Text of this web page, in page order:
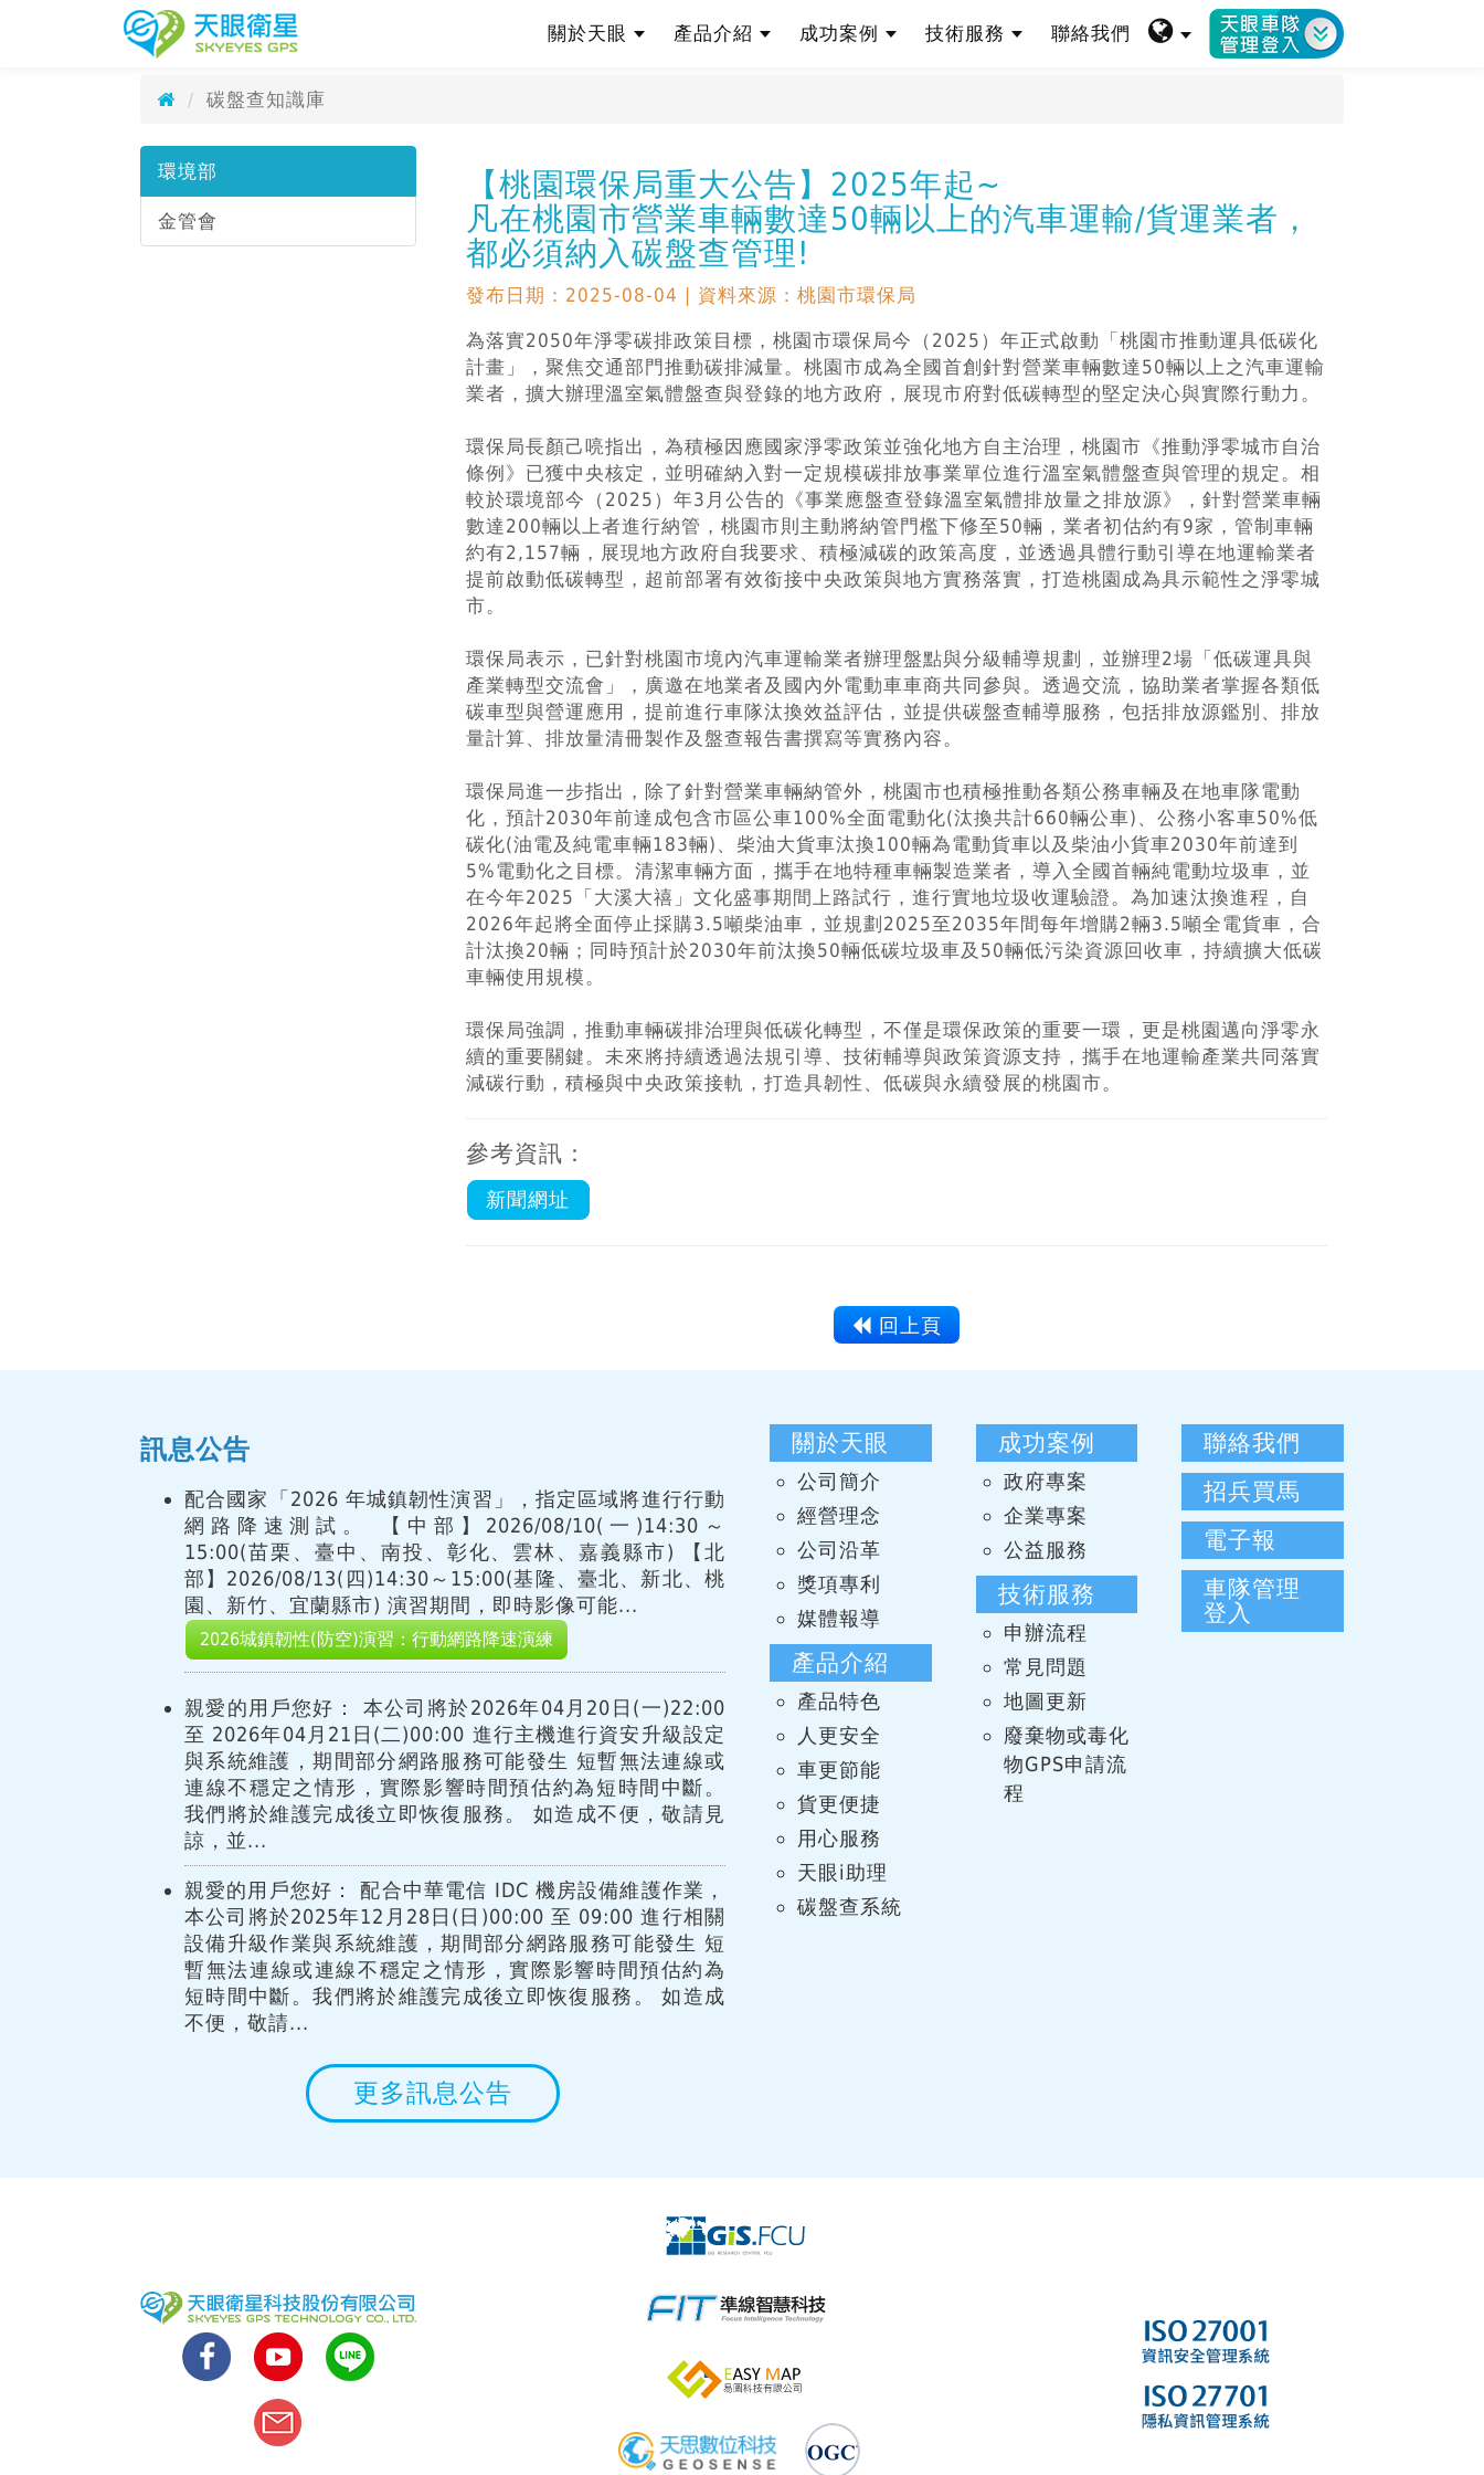
天眼衛星科技股份有限公司
關於天眼 產品介紹 成功案例 技術服務 聯絡我們
碳盤查知識庫 Carbon Footprint Knowledge Base
碳盤查知識庫
環境部
金管會
【桃園環保局重大公告】2025年起~
凡在桃園市營業車輛數達50輛以上的汽車運輸/貨運業者，
都必須納入碳盤查管理!
發布日期：2025-08-04 | 資料來源：桃園市環保局
為落實2050年淨零碳排政策目標，桃園市環保局今（2025）年正式啟動「桃園市推動運具低碳化
計畫」，聚焦交通部門推動碳排減量。桃園市成為全國首創針對營業車輛數達50輛以上之汽車運輸
業者，擴大辦理溫室氣體盤查與登錄的地方政府，展現市府對低碳轉型的堅定決心與實際行動力。
環保局長顏己喨指出，為積極因應國家淨零政策並強化地方自主治理，桃園市《推動淨零城市自治
條例》已獲中央核定，並明確納入對一定規模碳排放事業單位進行溫室氣體盤查與管理的規定。相
較於環境部今（2025）年3月公告的《事業應盤查登錄溫室氣體排放量之排放源》，針對營業車輛
數達200輛以上者進行納管，桃園市則主動將納管門檻下修至50輛，業者初估約有9家，管制車輛
約有2,157輛，展現地方政府自我要求、積極減碳的政策高度，並透過具體行動引導在地運輸業者
提前啟動低碳轉型，超前部署有效銜接中央政策與地方實務落實，打造桃園成為具示範性之淨零城
市。
環保局表示，已針對桃園市境內汽車運輸業者辦理盤點與分級輔導規劃，並辦理2場「低碳運具與
產業轉型交流會」，廣邀在地業者及國內外電動車車商共同參與。透過交流，協助業者掌握各類低
碳車型與營運應用，提前進行車隊汰換效益評估，並提供碳盤查輔導服務，包括排放源鑑別、排放
量計算、排放量清冊製作及盤查報告書撰寫等實務內容。
環保局進一步指出，除了針對營業車輛納管外，桃園市也積極推動各類公務車輛及在地車隊電動
化，預計2030年前達成包含市區公車100%全面電動化(汰換共計660輛公車)、公務小客車50%低
碳化(油電及純電車輛183輛)、柴油大貨車汰換100輛為電動貨車以及柴油小貨車2030年前達到
5%電動化之目標。清潔車輛方面，攜手在地特種車輛製造業者，導入全國首輛純電動垃圾車，並
在今年2025「大溪大禧」文化盛事期間上路試行，進行實地垃圾收運驗證。為加速汰換進程，自
2026年起將全面停止採購3.5噸柴油車，並規劃2025至2035年間每年增購2輛3.5噸全電貨車，合
計汰換20輛；同時預計於2030年前汰換50輛低碳垃圾車及50輛低污染資源回收車，持續擴大低碳
車輛使用規模。
環保局強調，推動車輛碳排治理與低碳化轉型，不僅是環保政策的重要一環，更是桃園邁向淨零永
續的重要關鍵。未來將持續透過法規引導、技術輔導與政策資源支持，攜手在地運輸產業共同落實
減碳行動，積極與中央政策接軌，打造具韌性、低碳與永續發展的桃園市。
參考資訊：
新聞網址
回上頁
訊息公告
配合國家「2026 年城鎮韌性演習」，指定區域將進行行動
網路降速測試。 【中部】2026/08/10(一)14:30～
15:00(苗栗、臺中、南投、彰化、雲林、嘉義縣市) 【北
部】2026/08/13(四)14:30～15:00(基隆、臺北、新北、桃
園、新竹、宜蘭縣市) 演習期間，即時影像可能...
2026城鎮韌性(防空)演習：行動網路降速演練
親愛的用戶您好： 本公司將於2026年04月20日(一)22:00
至 2026年04月21日(二)00:00 進行主機進行資安升級設定
與系統維護，期間部分網路服務可能發生 短暫無法連線或
連線不穩定之情形，實際影響時間預估約為短時間中斷。
我們將於維護完成後立即恢復服務。 如造成不便，敬請見
諒，並...
親愛的用戶您好： 配合中華電信 IDC 機房設備維護作業，
本公司將於2025年12月28日(日)00:00 至 09:00 進行相關
設備升級作業與系統維護，期間部分網路服務可能發生 短
暫無法連線或連線不穩定之情形，實際影響時間預估約為
短時間中斷。我們將於維護完成後立即恢復服務。 如造成
不便，敬請...
更多訊息公告
關於天眼
公司簡介
經營理念
公司沿革
獎項專利
媒體報導
產品介紹
產品特色
人更安全
車更節能
貨更便捷
用心服務
天眼i助理
碳盤查系統
成功案例
政府專案
企業專案
公益服務
技術服務
申辦流程
常見問題
地圖更新
廢棄物或毒化
物GPS申請流
程
聯絡我們
招兵買馬
電子報
車隊管理
登入